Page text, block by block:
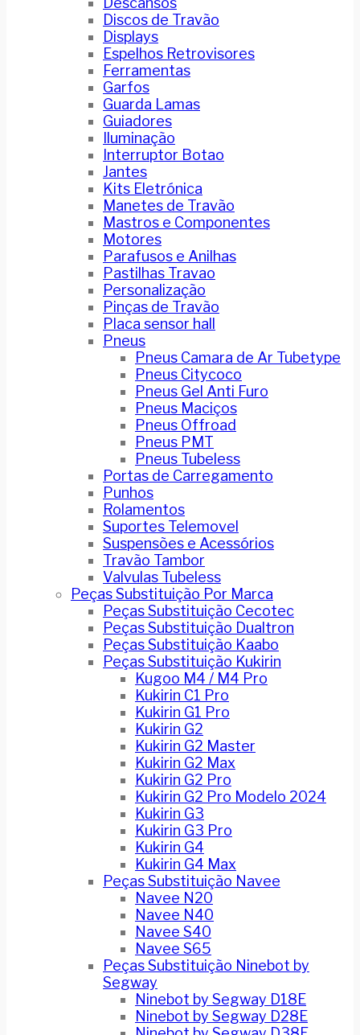
Discos de Travão
Displays
Espelhos Retrovisores
Ferramentas
Garfos
Guarda Lamas
Guiadores
Iluminação
Interruptor Botao
Jantes
Kits Eletrónica
Manetes de Travão
Mastros e Componentes
Motores
Parafusos e Anilhas
Pastilhas Travao
Personalização
Pinças de Travão
Placa sensor hall
Pneus
Pneus Camara de Ar Tubetype
Pneus Citycoco
Pneus Gel Anti Furo
Pneus Maciços
Pneus Offroad
Pneus PMT
Pneus Tubeless
Portas de Carregamento
Punhos
Rolamentos
Suportes Telemovel
Suspensões e Acessórios
Travão Tambor
Valvulas Tubeless
Peças Substituição Por Marca
Peças Substituição Cecotec
Peças Substituição Dualtron
Peças Substituição Kaabo
Peças Substituição Kukirin
Kugoo M4 / M4 Pro
Kukirin C1 Pro
Kukirin G1 Pro
Kukirin G2
Kukirin G2 Master
Kukirin G2 Max
Kukirin G2 Pro
Kukirin G2 Pro Modelo 2024
Kukirin G3
Kukirin G3 Pro
Kukirin G4
Kukirin G4 Max
Peças Substituição Navee
Navee N20
Navee N40
Navee S40
Navee S65
Peças Substituição Ninebot by
Segway
Ninebot by Segway D18E
Ninebot by Segway D28E